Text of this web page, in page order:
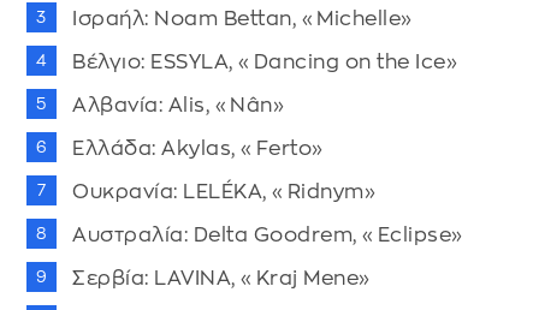
Ισραήλ: Noam Bettan, «Michelle»
Βέλγιο: ESSYLA, «Dancing on the Ice»
Αλβανία: Alis, «Nân»
Ελλάδα: Akylas, «Ferto»
Ουκρανία: LELÉKA, «Ridnym»
Αυστραλία: Delta Goodrem, «Eclipse»
Σερβία: LAVINA, «Kraj Mene»